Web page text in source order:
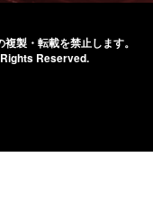
複製・転載を禁止します。
Reserved.